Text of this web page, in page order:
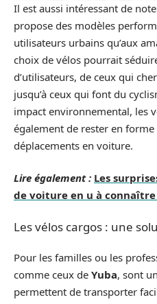
Il est aussi intéressant de
propose des modèles
utilisateurs urbains qu’aux
choix de vélos pourrait
d’utilisateurs, de ceux qui
jusqu’à ceux qui font du
impact environnemental, les
également de rester en
déplacements en voiture.
Lire également : Les
de voiture en u à
Les vélos cargos : une
Pour les familles ou les
comme ceux de Yuba, sont
permettent de transporter